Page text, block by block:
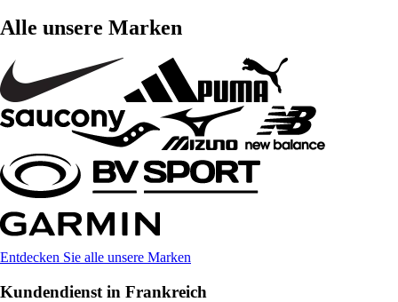
Alle unsere Marken
Entdecken Sie alle unsere Marken
Kundendienst in Frankreich